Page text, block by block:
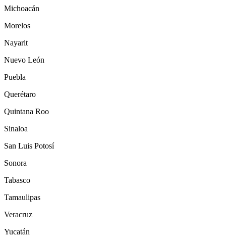
Michoacán
Morelos
Nayarit
Nuevo León
Puebla
Querétaro
Quintana Roo
Sinaloa
San Luis Potosí
Sonora
Tabasco
Tamaulipas
Veracruz
Yucatán